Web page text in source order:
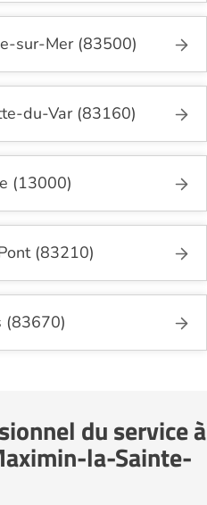
sur-Mer (83500)
du-Var (83160)
(13000)
(83210)
(83670)
du service à
la-Sainte-